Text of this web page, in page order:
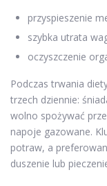
przyspieszenie
szybka utrata
oczyszczenie
Podczas trwania
trzech dziennie:
wolno spożywać
napoje gazowane.
potraw, a
duszenie lub